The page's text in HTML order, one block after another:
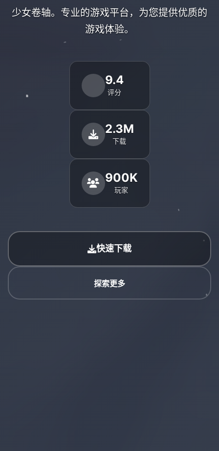
少女卷轴。专业的游戏平台，为您提供优质的
游戏体验。
9.4
评分
2.3M
下载
900K
玩家
快速下载
探索更多